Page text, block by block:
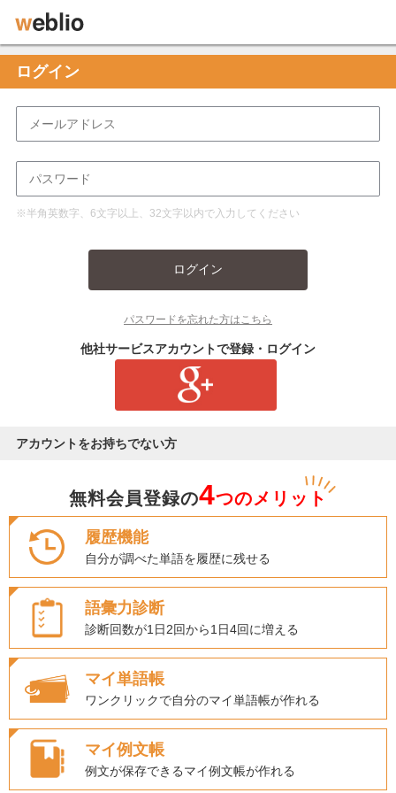
ログイン
※半角英数字、6文字以上、32文字以内で入力してください
ログイン
パスワードを忘れた方はこちら
他社サービスアカウントで登録・ログイン
アカウントをお持ちでない方
無料会員登録の4つのメリット
履歴機能
自分が調べた単語を履歴に残せる
語彙力診断
診断回数が1日2回から1日4回に増える
マイ単語帳
ワンクリックで自分のマイ単語帳が作れる
マイ例文帳
例文が保存できるマイ例文帳が作れる